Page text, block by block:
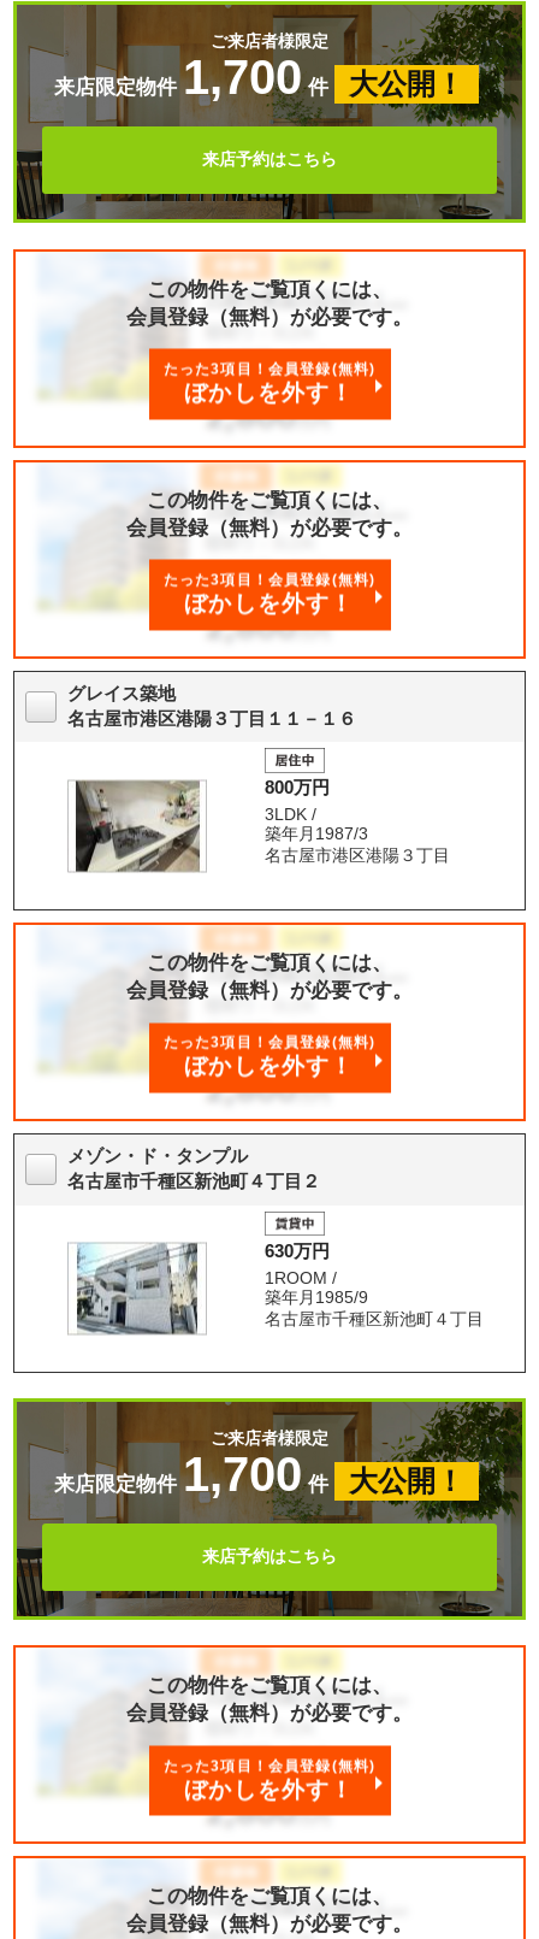
ご来店者様限定
来店限定物件 1,700 件 大公開！
来店予約はこちら
この物件をご覧頂くには、
会員登録（無料）が必要です。
たった3項目！会員登録(無料)
ぼかしを外す！
この物件をご覧頂くには、
会員登録（無料）が必要です。
たった3項目！会員登録(無料)
ぼかしを外す！
グレイス築地
名古屋市港区港陽３丁目１１－１６
800万円
3LDK /
築年月1987/3
名古屋市港区港陽３丁目
この物件をご覧頂くには、
会員登録（無料）が必要です。
たった3項目！会員登録(無料)
ぼかしを外す！
メゾン・ド・タンプル
名古屋市千種区新池町４丁目２
630万円
1ROOM /
築年月1985/9
名古屋市千種区新池町４丁目
ご来店者様限定
来店限定物件 1,700 件 大公開！
来店予約はこちら
この物件をご覧頂くには、
会員登録（無料）が必要です。
たった3項目！会員登録(無料)
ぼかしを外す！
この物件をご覧頂くには、
会員登録（無料）が必要です。